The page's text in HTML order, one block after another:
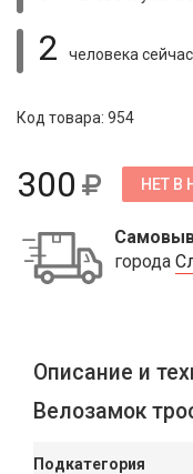
2 человека
Код товара: 954
300 НЕТ В
города
Описание и
Велозамок
Подкатегория